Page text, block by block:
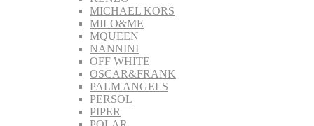
MICHAEL KORS
MILO&ME
MQUEEN
NANNINI
OFF WHITE
OSCAR&FRANK
PALM ANGELS
PERSOL
PIPER